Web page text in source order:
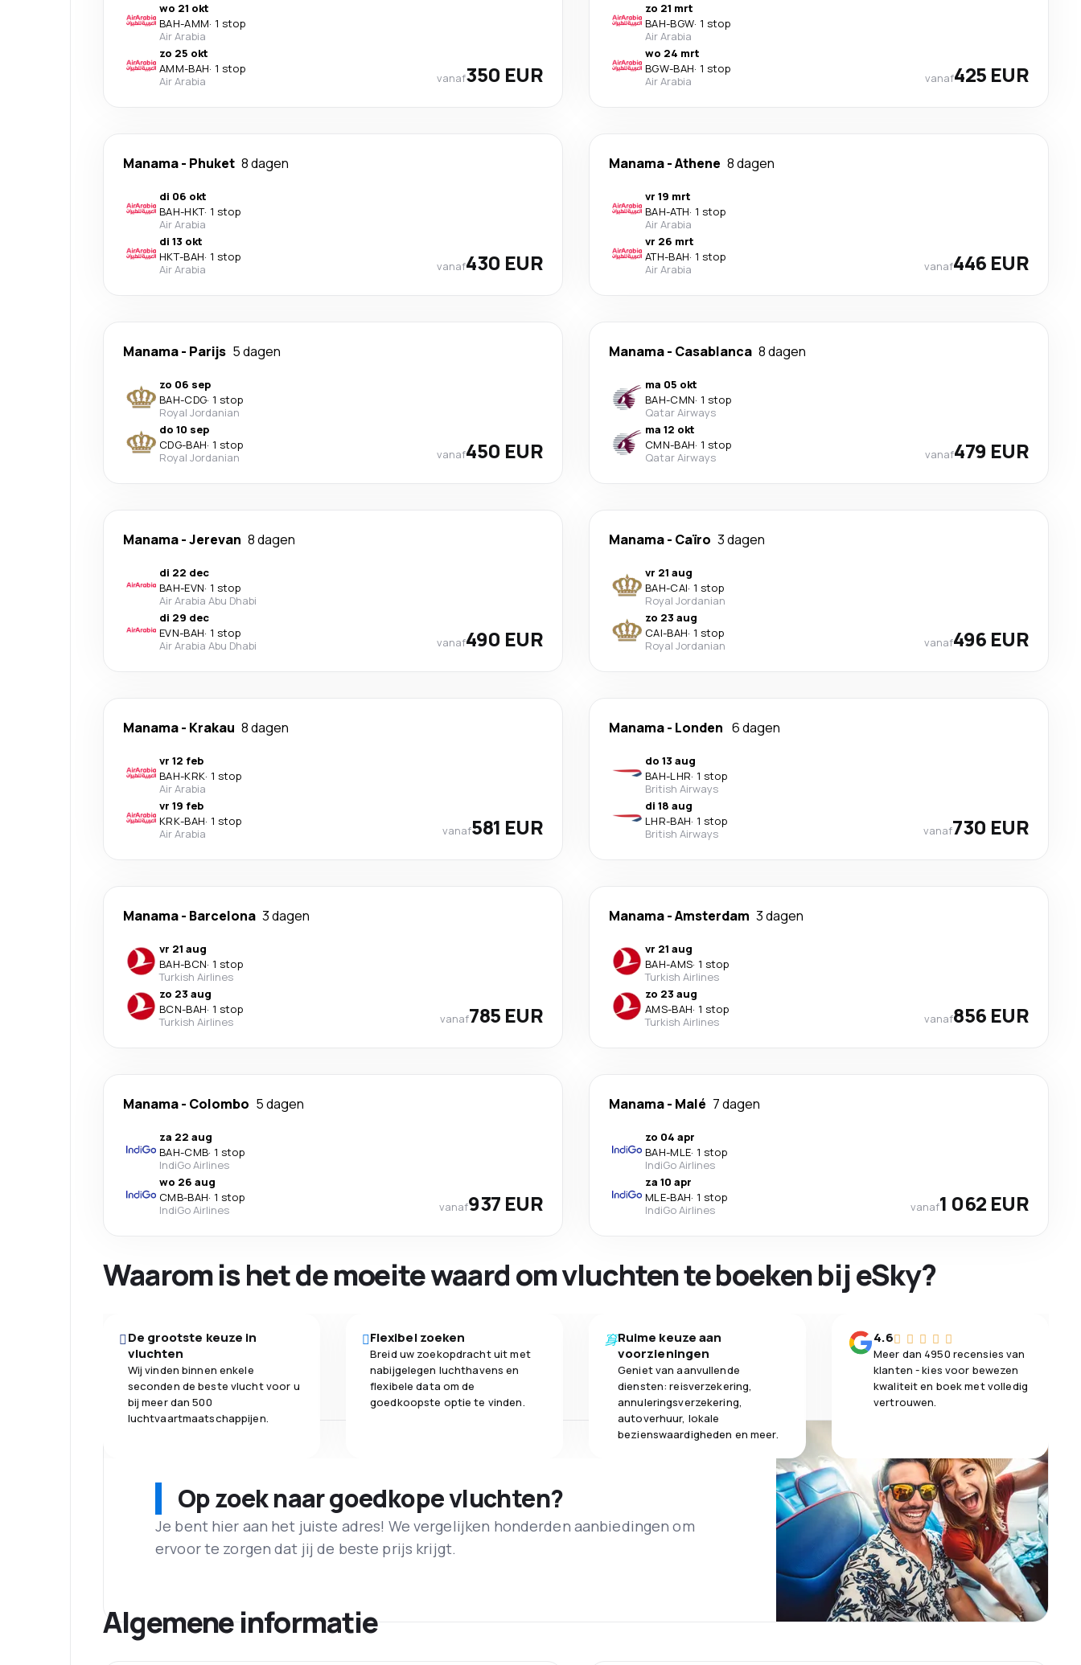
wo 21 okt
BAH-AMM· 1 stop
Air Arabia
zo 25 okt
AMM-BAH· 1 stop
Air Arabia
vanaf350 EUR
zo 21 mrt
BAH-BGW· 1 stop
Air Arabia
wo 24 mrt
BGW-BAH· 1 stop
Air Arabia
vanaf425 EUR
Manama- Phuket 8 dagen
di 06 okt
BAH-HKT· 1 stop
Air Arabia
di 13 okt
HKT-BAH· 1 stop
Air Arabia
vanaf430 EUR
Manama-Athene 8 dagen
vr 19 mrt
BAH-ATH· 1 stop
Air Arabia
vr 26 mrt
ATH-BAH· 1 stop
Air Arabia
vanaf446 EUR
Manama- Parijs 5 dagen
zo 06 sep
BAH-CDG· 1 stop
Royal Jordanian
do 10 sep
CDG-BAH· 1 stop
Royal Jordanian
vanaf450 EUR
Manama- Casablanca 8 dagen
ma 05 okt
BAH-CMN· 1 stop
Qatar Airways
ma 12 okt
CMN-BAH· 1 stop
Qatar Airways
vanaf479 EUR
Manama-Jerevan 8 dagen
di 22 dec
BAH-EVN· 1 stop
Air Arabia Abu Dhabi
di 29 dec
EVN-BAH· 1 stop
Air Arabia Abu Dhabi
vanaf490 EUR
Manama- Caïro 3 dagen
vr 21 aug
BAH-CAI· 1 stop
Royal Jordanian
zo 23 aug
CAI-BAH· 1 stop
Royal Jordanian
vanaf496 EUR
Manama- Krakau 8 dagen
vr 12 feb
BAH-KRK· 1 stop
Air Arabia
vr 19 feb
KRK-BAH· 1 stop
Air Arabia
vanaf581 EUR
Manama- Londen 6 dagen
do 13 aug
BAH-LHR· 1 stop
British Airways
di 18 aug
LHR-BAH· 1 stop
British Airways
vanaf730 EUR
Manama- Barcelona 3 dagen
vr 21 aug
BAH-BCN· 1 stop
Turkish Airlines
zo 23 aug
BCN-BAH· 1 stop
Turkish Airlines
vanaf785 EUR
Manama-Amsterdam 3 dagen
vr 21 aug
BAH-AMS· 1 stop
Turkish Airlines
zo 23 aug
AMS-BAH· 1 stop
Turkish Airlines
vanaf856 EUR
Manama- Colombo 5 dagen
za 22 aug
BAH-CMB· 1 stop
IndiGo Airlines
wo 26 aug
CMB-BAH· 1 stop
IndiGo Airlines
vanaf937 EUR
Manama- Malé 7 dagen
zo 04 apr
BAH-MLE· 1 stop
IndiGo Airlines
za 10 apr
MLE-BAH· 1 stop
IndiGo Airlines
vanaf1 062 EUR
Waarom is het de moeite waard om vluchten te boeken bij eSky?
De grootste keuze in
vluchten
Wij vinden binnen enkele
seconden de beste vlucht voor u
bij meer dan 500
luchtvaartmaatschappijen.
Flexibel zoeken
Breid uw zoekopdracht uit met
nabijgelegen luchthavens en
flexibele data om de
goedkoopste optie te vinden.
Ruime keuze aan
voorzieningen
Geniet van aanvullende
diensten: reisverzekering,
annuleringsverzekering,
autoverhuur, lokale
bezienswaardigheden en meer.
4.6
Meer dan 4950 recensies van
klanten - kies voor bewezen
kwaliteit en boek met volledig
vertrouwen.
Op zoek naar goedkope vluchten?
Je bent hier aan het juiste adres! We vergelijken honderden aanbiedingen om
ervoor te zorgen dat jij de beste prijs krijgt.
Algemene informatie